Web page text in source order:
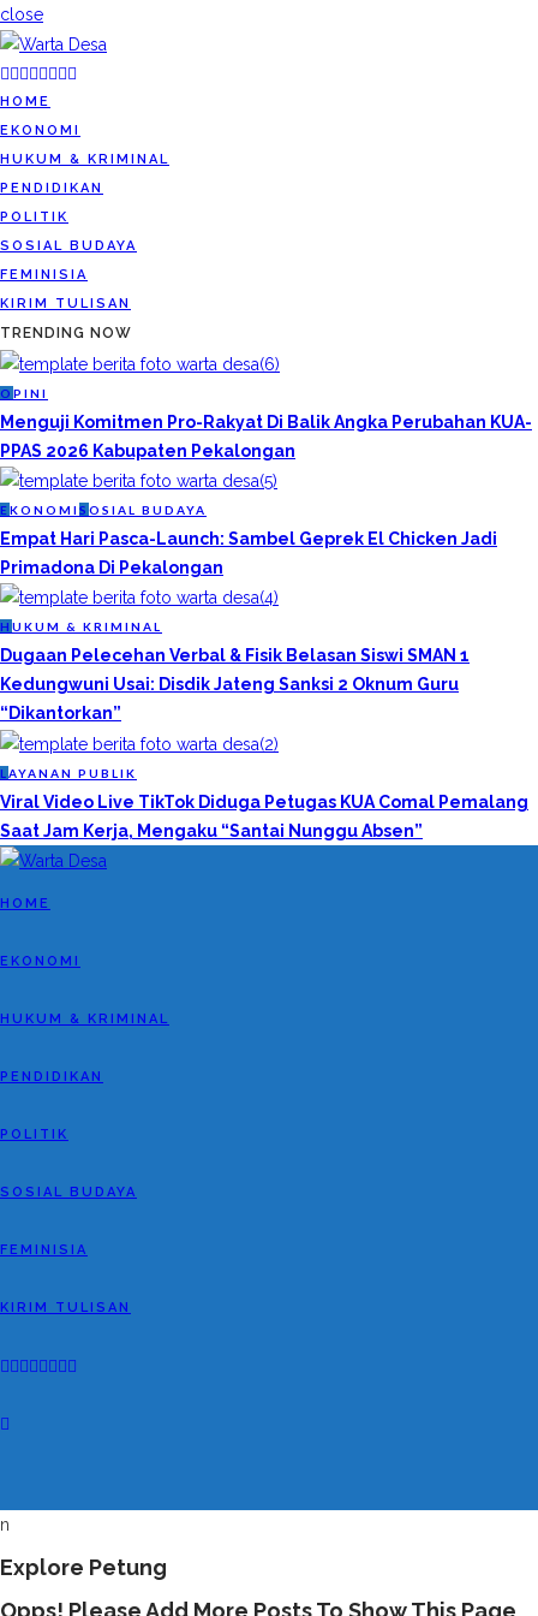
close
HOME
EKONOMI
HUKUM & KRIMINAL
PENDIDIKAN
POLITIK
SOSIAL BUDAYA
FEMINISIA
KIRIM TULISAN
TRENDING NOW
O PINI
Menguji Komitmen Pro-Rakyat Di Balik Angka Perubahan KUA-
PPAS 2026 Kabupaten Pekalongan
EKONOMI S OSIAL BUDAYA
Empat Hari Pasca-Launch: Sambel Geprek El Chicken Jadi
Primadona Di Pekalongan
H UKUM & KRIMINAL
Dugaan Pelecehan Verbal & Fisik Belasan Siswi SMAN 1
Kedungwuni Usai: Disdik Jateng Sanksi 2 Oknum Guru
“Dikantorkan”
L AYANAN PUBLIK
Viral Video Live TikTok Diduga Petugas KUA Comal Pemalang
Saat Jam Kerja, Mengaku “Santai Nunggu Absen”
HOME
EKONOMI
HUKUM & KRIMINAL
PENDIDIKAN
POLITIK
SOSIAL BUDAYA
FEMINISIA
KIRIM TULISAN
n
Explore Petung
Opps! Please Add More Posts To Show This Page